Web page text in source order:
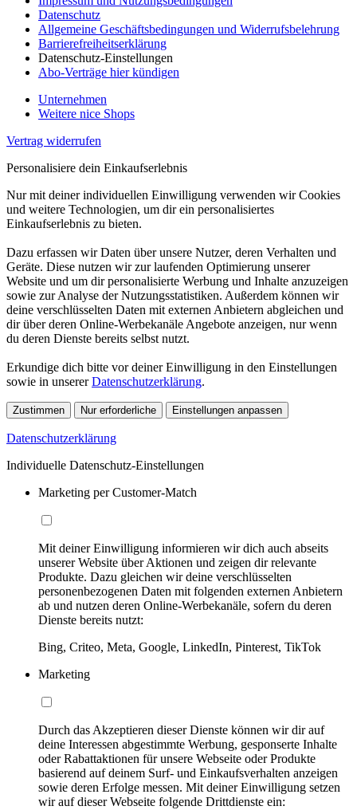
Datenschutz
Allgemeine Geschäftsbedingungen und Widerrufsbelehrung
Barrierefreiheitserklärung
Datenschutz-Einstellungen
Abo-Verträge hier kündigen
Unternehmen
Weitere nice Shops
Vertrag widerrufen
Personalisiere dein Einkaufserlebnis
Nur mit deiner individuellen Einwilligung verwenden wir Cookies
und weitere Technologien, um dir ein personalisiertes
Einkaufserlebnis zu bieten.
Dazu erfassen wir Daten über unsere Nutzer, deren Verhalten und
Geräte. Diese nutzen wir zur laufenden Optimierung unserer
Website und um dir personalisierte Werbung und Inhalte anzuzeigen
sowie zur Analyse der Nutzungsstatistiken. Außerdem können wir
deine verschlüsselten Daten mit externen Anbietern abgleichen und
dir über deren Online-Werbekanäle Angebote anzeigen, nur wenn
du deren Dienste bereits selbst nutzt.
Erkundige dich bitte vor deiner Einwilligung in den Einstellungen
sowie in unsererDatenschutzerklärung.
Zustimmen Nur erforderliche Einstellungen anpassen
Datenschutzerklärung
Individuelle Datenschutz-Einstellungen
Marketing per Customer-Match
Mit deiner Einwilligung informieren wir dich auch abseits
unserer Website über Aktionen und zeigen dir relevante
Produkte. Dazu gleichen wir deine verschlüsselten
personenbezogenen Daten mit folgenden externen Anbietern
ab und nutzen deren Online-Werbekanäle, sofern du deren
Dienste bereits nutzt:
Bing, Criteo, Meta, Google, LinkedIn, Pinterest, TikTok
Marketing
Durch das Akzeptieren dieser Dienste können wir dir auf
deine Interessen abgestimmte Werbung, gesponserte Inhalte
oder Rabattaktionen für unsere Webseite oder Produkte
basierend auf deinem Surf- und Einkaufsverhalten anzeigen
sowie deren Erfolge messen. Mit deiner Einwilligung setzen
wir auf dieser Webseite folgende Drittdienste ein: